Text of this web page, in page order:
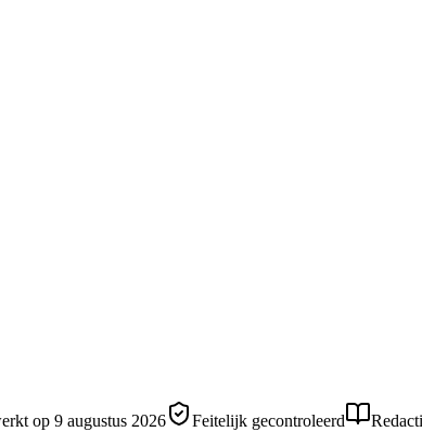
op 9 augustus 2026 Feitelijk gecontroleerd